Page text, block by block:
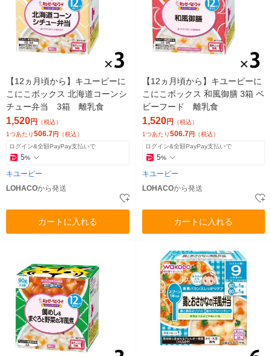
【12ヵ月頃から】キユーピーに
こにこボックス 北海道コーンシ
チュー弁当 3箱 離乳食
1,520円
（税込）
1つあたり506.7円 （税込）
ログイン&全額PayPay支払いで
5%
キユーピー
LOHACOから発送
カートに入れる
【12ヵ月頃から】キユーピーに
こにこボックス 和風御膳 3箱 ベ
ビーフード 離乳食
1,520円
（税込）
1つあたり506.7 円 （税込）
ログイン&全額PayPay支払いで
5%
キユーピー
LOHACOから発送
カートに入れる